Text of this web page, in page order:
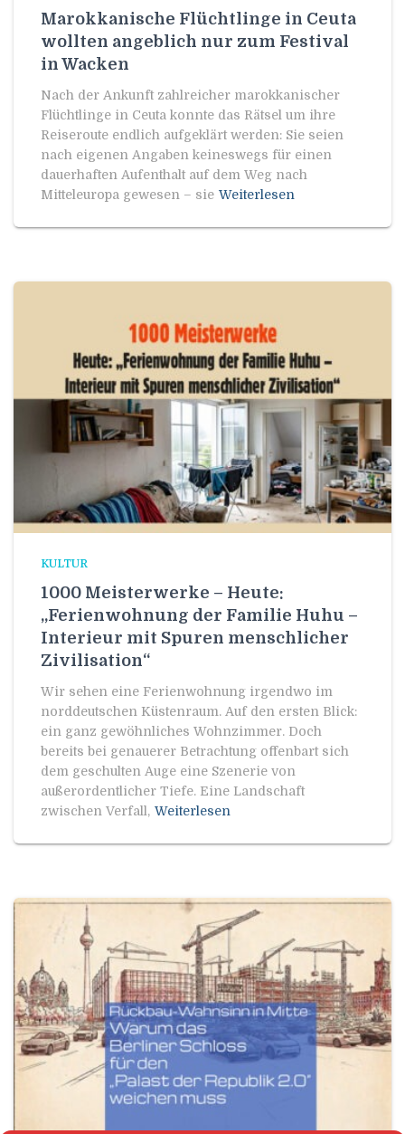
Marokkanische Flüchtlinge in Ceuta
wollten angeblich nur zum Festival
in Wacken
Nach der Ankunft zahlreicher marokkanischer
Flüchtlinge in Ceuta konnte das Rätsel um ihre
Reiseroute endlich aufgeklärt werden: Sie seien
nach eigenen Angaben keineswegs für einen
dauerhaften Aufenthalt auf dem Weg nach
Mitteleuropa gewesen – sie Weiterlesen
KULTUR
1000 Meisterwerke – Heute:
„Ferienwohnung der Familie Huhu –
Interieur mit Spuren menschlicher
Zivilisation“
Wir sehen eine Ferienwohnung irgendwo im
norddeutschen Küstenraum. Auf den ersten Blick:
ein ganz gewöhnliches Wohnzimmer. Doch
bereits bei genauerer Betrachtung offenbart sich
dem geschulten Auge eine Szenerie von
außerordentlicher Tiefe. Eine Landschaft
zwischen Verfall, Weiterlesen